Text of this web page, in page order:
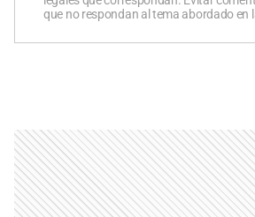
que no respondan al tema abordado en